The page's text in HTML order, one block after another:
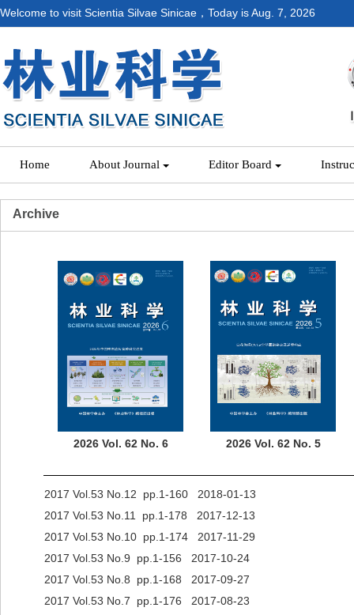
Welcome to visit Scientia Silvae Sinicae，Today isAug. 7, 2026
Home About Journal Editor Board
Archive
2026 Vol. 62 No. 6 2026 Vol. 62 No. 5
2017 Vol.53 No.12 pp.1-160 2018-01-13
2017 Vol.53 No.11 pp.1-178 2017-12-13
2017 Vol.53 No.10 pp.1-174 2017-11-29
2017 Vol.53 No.9 pp.1-156 2017-10-24
2017 Vol.53 No.8 pp.1-168 2017-09-27
2017 Vol.53 No.7 pp.1-176 2017-08-23